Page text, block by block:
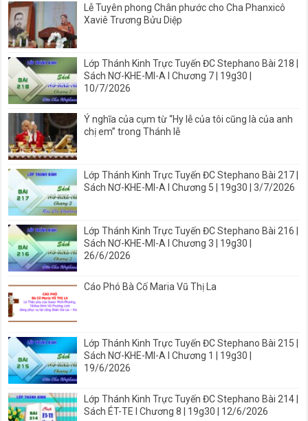
Lễ Tuyên phong Chân phước cho Cha Phanxicô
Xaviê Trương Bửu Diệp
Lớp Thánh Kinh Trực Tuyến ĐC Stephano Bài 218 |
Sách NƠ-KHE-MI-A I Chương 7 | 19g30 |
10/7/2026
Ý nghĩa của cụm từ “Hy lễ của tôi cũng là của anh
chị em” trong Thánh lễ
Lớp Thánh Kinh Trực Tuyến ĐC Stephano Bài 217 |
Sách NƠ-KHE-MI-A I Chương 5 | 19g30 | 3/7/2026
Lớp Thánh Kinh Trực Tuyến ĐC Stephano Bài 216 |
Sách NƠ-KHE-MI-A I Chương 3 | 19g30 |
26/6/2026
Cáo Phó Bà Cố Maria Vũ Thị La
Lớp Thánh Kinh Trực Tuyến ĐC Stephano Bài 215 |
Sách NƠ-KHE-MI-A I Chương 1 | 19g30 |
19/6/2026
Lớp Thánh Kinh Trực Tuyến ĐC Stephano Bài 214 |
Sách ÉT-TE I Chương 8 | 19g30 | 12/6/2026